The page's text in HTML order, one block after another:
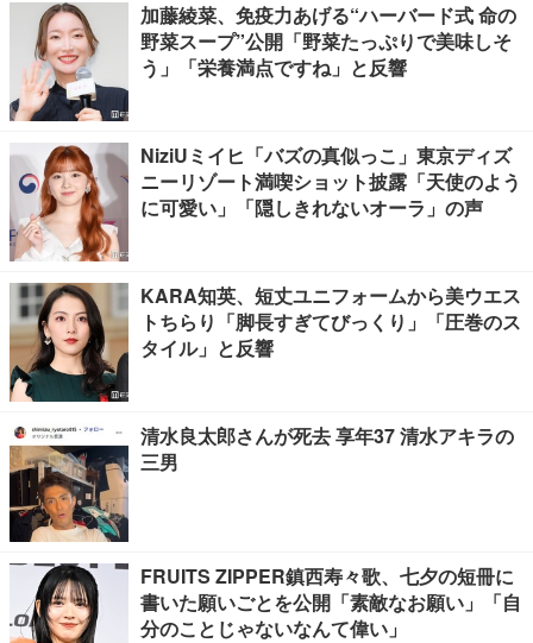
加藤綾菜、免疫力あげる“ハーバード式 命の
野菜スープ”公開「野菜たっぷりで美味しそ
う」「栄養満点ですね」と反響
NiziUミイヒ「バズの真似っこ」東京ディズ
ニーリゾート満喫ショット披露「天使のよう
に可愛い」「隠しきれないオーラ」の声
KARA知英、短丈ユニフォームから美ウエス
トちらり「脚長すぎてびっくり」「圧巻のス
タイル」と反響
清水良太郎さんが死去 享年37 清水アキラの
三男
FRUITS ZIPPER鎮西寿々歌、七夕の短冊に
書いた願いごとを公開「素敵なお願い」「自
分のことじゃないなんて偉い」